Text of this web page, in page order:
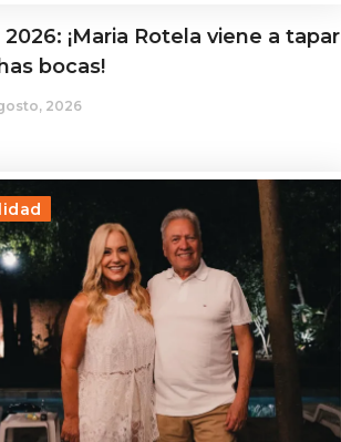
2026: ¡Maria Rotela viene a tapar
bocas!
2026